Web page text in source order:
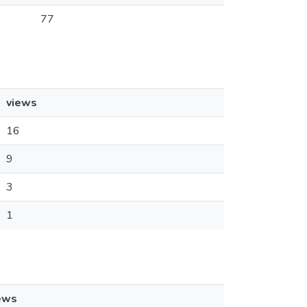
77
views
16
9
3
1